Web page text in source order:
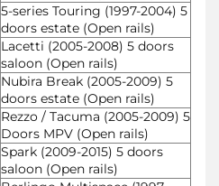
5-series Touring (1997-2004) 5
doors estate (Open rails)
Lacetti (2005-2008) 5 doors
saloon (Open rails)
Nubira Break (2005-2009) 5
doors estate (Open rails)
Rezzo / Tacuma (2005-2009) 5
Doors MPV (Open rails)
Spark (2009-2015) 5 doors
saloon (Open rails)